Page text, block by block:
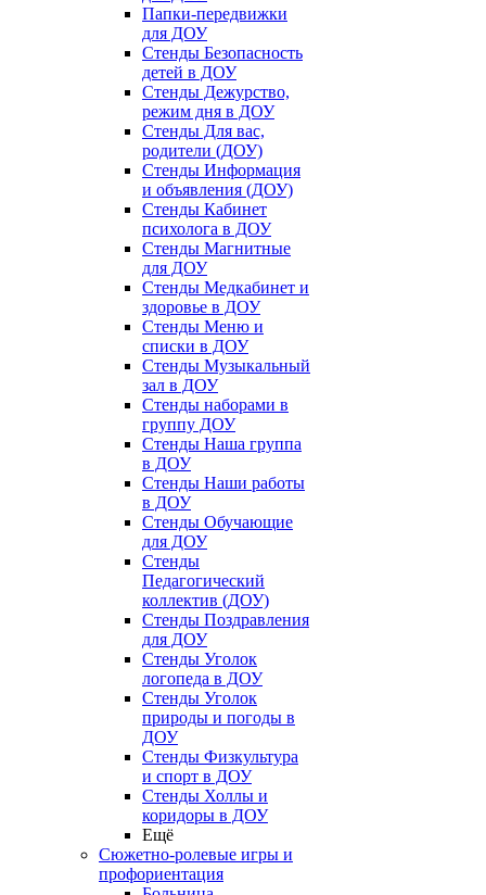
Папки-передвижки
для ДОУ
Стенды Безопасность
детей в ДОУ
Стенды Дежурство,
режим дня в ДОУ
Стенды Для вас,
родители (ДОУ)
Стенды Информация
и объявления (ДОУ)
Стенды Кабинет
психолога в ДОУ
Стенды Магнитные
для ДОУ
Стенды Медкабинет и
здоровье в ДОУ
Стенды Меню и
списки в ДОУ
Стенды Музыкальный
зал в ДОУ
Стенды наборами в
группу ДОУ
Стенды Наша группа
в ДОУ
Стенды Наши работы
в ДОУ
Стенды Обучающие
для ДОУ
Стенды
Педагогический
коллектив (ДОУ)
Стенды Поздравления
для ДОУ
Стенды Уголок
логопеда в ДОУ
Стенды Уголок
природы и погоды в
ДОУ
Стенды Физкультура
и спорт в ДОУ
Стенды Холлы и
коридоры в ДОУ
Ещё
Сюжетно-ролевые игры и
профориентация